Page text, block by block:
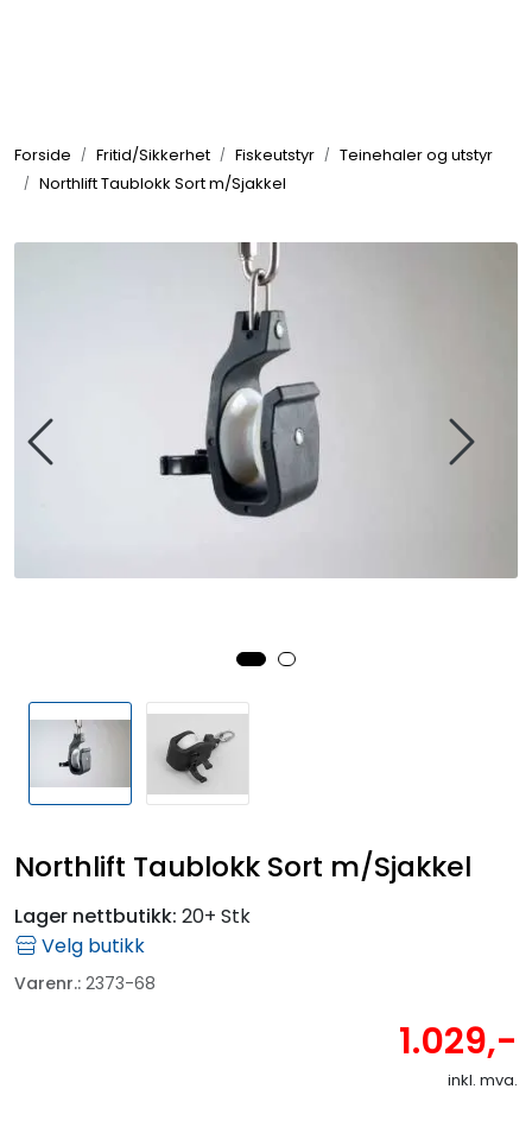
Forside Fritid/Sikkerhet Fiskeutstyr
Teinehaler og utstyr
Northlift Taublokk Sort m/Sjakkel
Northlift Taublokk Sort m/Sjakkel
Lager nettbutikk: 20+ Stk
Velg butikk
Varenr.: 2373-68
1.029,-
inkl. mva.
Elektrisk
Bygg/Innredning
Motor/Styring
Seil